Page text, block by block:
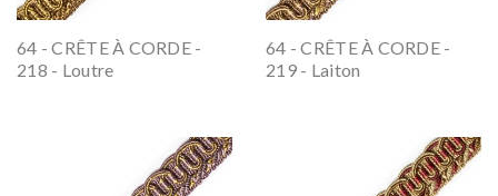
64 - CRÊTE À CORDE -
218 - Loutre
64 - CRÊTE À CORDE -
219 - Laiton